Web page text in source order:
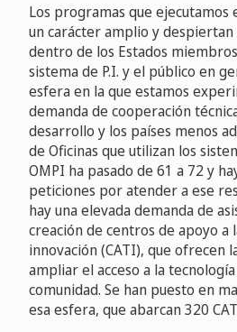
Los programas que
un carácter amplio y
dentro de los Estados
sistema de P.I. y el público en
esfera en la que estamos
demanda de cooperación
desarrollo y los países menos
de Oficinas que utilizan los
OMPI ha pasado de 61 a 72 y
peticiones por atender a ese
hay una elevada demanda de
creación de centros de apoyo a
innovación (CATI), que ofrecen
ampliar el acceso a la
comunidad. Se han puesto en
esa esfera, que abarcan 320